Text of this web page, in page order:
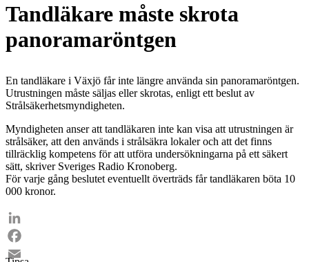
Tandläkare måste skrota
panoramaröntgen
En tandläkare i Växjö får inte längre använda sin panoramaröntgen.
Utrustningen måste säljas eller skrotas, enligt ett beslut av
Strålsäkerhetsmyndigheten.
Myndigheten anser att tandläkaren inte kan visa att utrustningen är
strålsäker, att den används i strålsäkra lokaler och att det finns
tillräcklig kompetens för att utföra undersökningarna på ett säkert
sätt, skriver Sveriges Radio Kronoberg.
För varje gång beslutet eventuellt överträds får tandläkaren böta 10
000 kronor.
LinkedIn
Facebook